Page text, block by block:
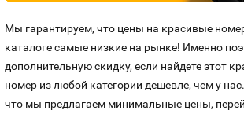
Тарифы
Номера
Оплата и доставка
Устройства
Мы гарантируем, что цены на красивые
каталоге самые низкие на рынке! Именно
дополнительную скидку, если найдете этот
номер из любой категории дешевле, чем у
что мы предлагаем минимальные цены,